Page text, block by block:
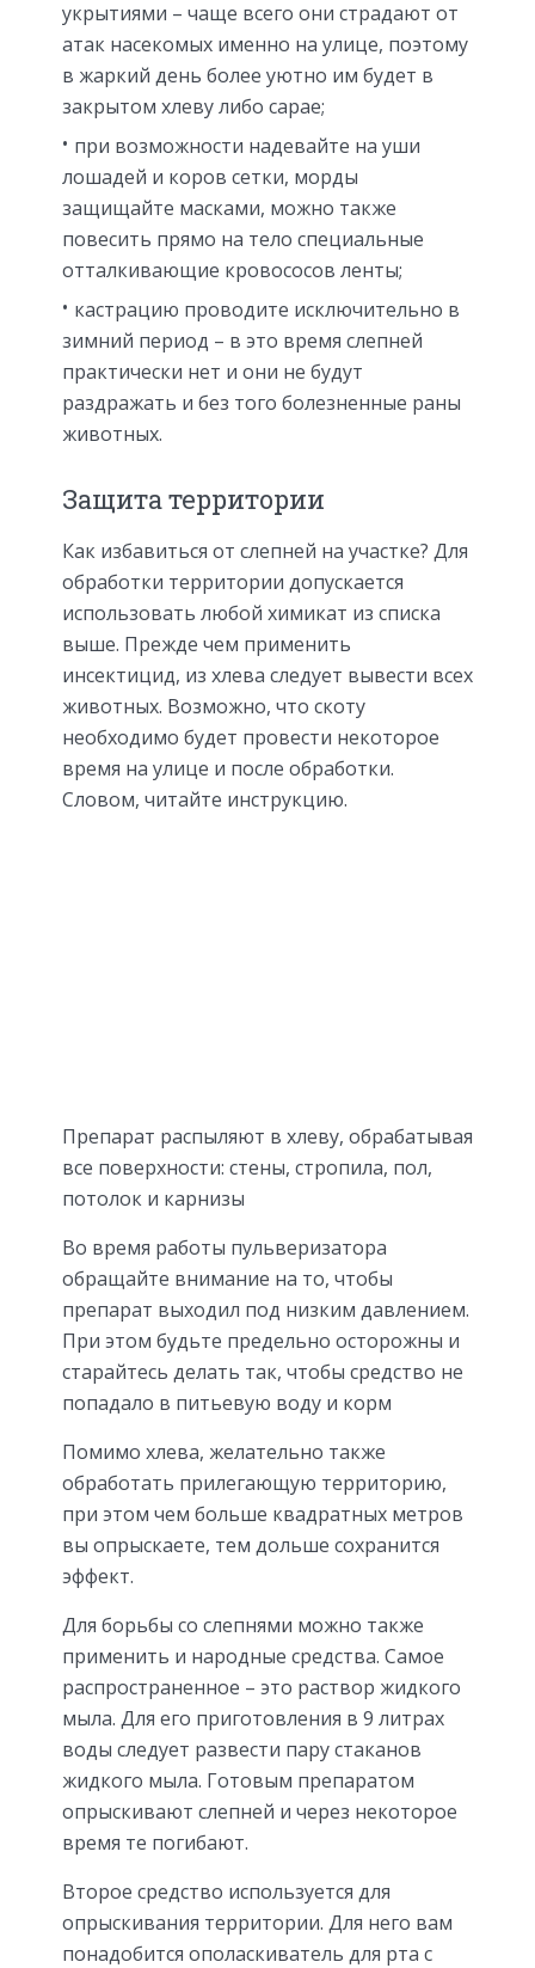
укрытиями – чаще всего они страдают от
атак насекомых именно на улице, поэтому
в жаркий день более уютно им будет в
закрытом хлеву либо сарае;
при возможности надевайте на уши
лошадей и коров сетки, морды
защищайте масками, можно также
повесить прямо на тело специальные
отталкивающие кровососов ленты;
кастрацию проводите исключительно в
зимний период – в это время слепней
практически нет и они не будут
раздражать и без того болезненные раны
животных.
Защита территории
Как избавиться от слепней на участке? Для
обработки территории допускается
использовать любой химикат из списка
выше. Прежде чем применить
инсектицид, из хлева следует вывести всех
животных. Возможно, что скоту
необходимо будет провести некоторое
время на улице и после обработки.
Словом, читайте инструкцию.
Препарат распыляют в хлеву, обрабатывая
все поверхности: стены, стропила, пол,
потолок и карнизы
Во время работы пульверизатора
обращайте внимание на то, чтобы
препарат выходил под низким давлением.
При этом будьте предельно осторожны и
старайтесь делать так, чтобы средство не
попадало в питьевую воду и корм
Помимо хлева, желательно также
обработать прилегающую территорию,
при этом чем больше квадратных метров
вы опрыскаете, тем дольше сохранится
эффект.
Для борьбы со слепнями можно также
применить и народные средства. Самое
распространенное – это раствор жидкого
мыла. Для его приготовления в 9 литрах
воды следует развести пару стаканов
жидкого мыла. Готовым препаратом
опрыскивают слепней и через некоторое
время те погибают.
Второе средство используется для
опрыскивания территории. Для него вам
понадобится ополаскиватель для рта с